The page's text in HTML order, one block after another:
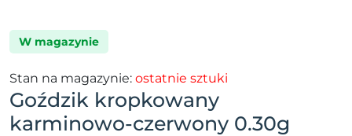
W magazynie
Stan na magazynie: ostatnie sztuki
Goździk kropkowany
karminowo-czerwony 0.30g